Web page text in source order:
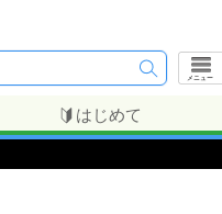
メニュー
はじめて